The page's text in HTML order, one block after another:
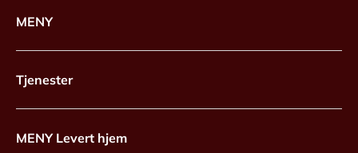
MENY
Tjenester
MENY Levert hjem